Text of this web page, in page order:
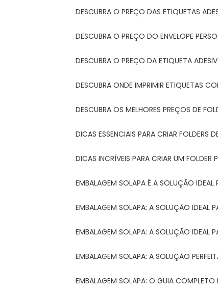
DESCUBRA O PREÇO DAS ETIQUETAS
DESCUBRA O PREÇO DO ENVELOPE
DESCUBRA O PREÇO DA ETIQUETA
DESCUBRA ONDE IMPRIMIR ETIQUETAS
DESCUBRA OS MELHORES PREÇOS DE
DICAS ESSENCIAIS PARA CRIAR FOLDERS
DICAS INCRÍVEIS PARA CRIAR UM
EMBALAGEM SOLAPA É A SOLUÇÃO
EMBALAGEM SOLAPA: A SOLUÇÃO IDEAL
EMBALAGEM SOLAPA: A SOLUÇÃO IDEAL
EMBALAGEM SOLAPA: A SOLUÇÃO
EMBALAGEM SOLAPA: O GUIA